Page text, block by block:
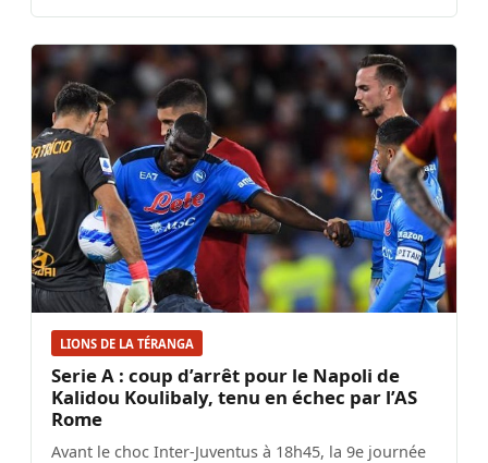
LIONS DE LA TÉRANGA
Serie A : coup d’arrêt pour le Napoli de
Kalidou Koulibaly, tenu en échec par l’AS
Rome
Avant le choc Inter-Juventus à 18h45, la 9e journée